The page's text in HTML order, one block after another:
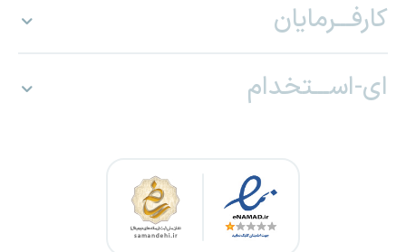
کارفـــرمایان
ای-اســـتخدام